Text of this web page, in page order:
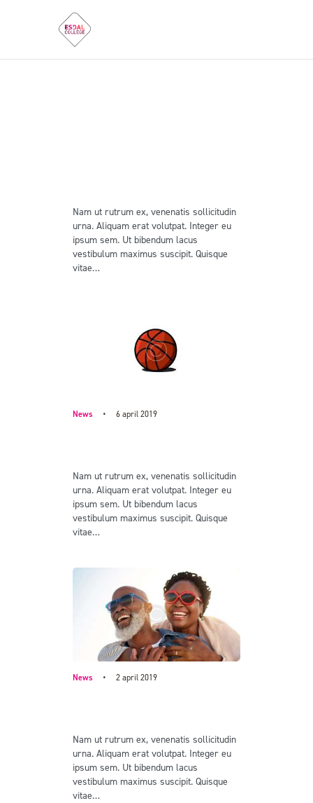
Nam ut rutrum ex, venenatis sollicitudin
urna. Aliquam erat volutpat. Integer eu
ipsum sem. Ut bibendum lacus
vestibulum maximus suscipit. Quisque
vitae…
News 6 april 2019
Nam ut rutrum ex, venenatis sollicitudin
urna. Aliquam erat volutpat. Integer eu
ipsum sem. Ut bibendum lacus
vestibulum maximus suscipit. Quisque
vitae…
News 2 april 2019
Nam ut rutrum ex, venenatis sollicitudin
urna. Aliquam erat volutpat. Integer eu
ipsum sem. Ut bibendum lacus
vestibulum maximus suscipit. Quisque
vitae…